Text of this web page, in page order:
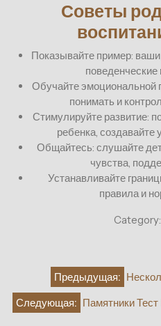
Советы
Показывайте пример:
Обучайте эмоциональной
понимать и
Стимулируйте развитие:
ребенка, создавайте
Общайтесь: слушайте
чувства,
Устанавливайте
правила и
Category:
Навигация
по
записям
Предыдущая:
Следующая: Памятники